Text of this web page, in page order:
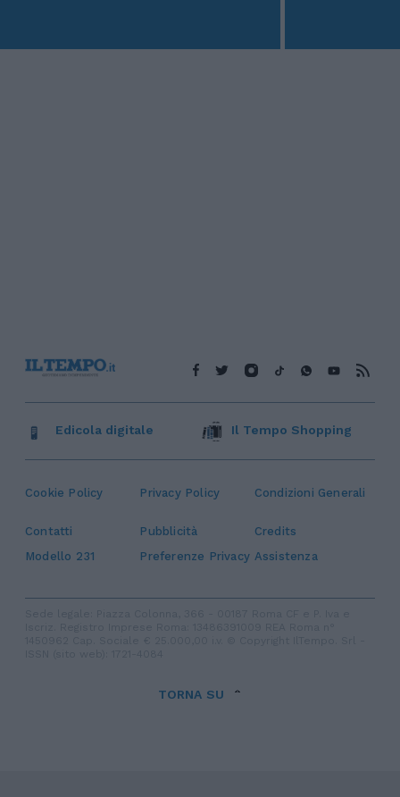
Cookie Policy Privacy Policy Condizioni Generali
Contatti Pubblicità
Credits
Modello 231
Preferenze Privacy Assistenza
Edicola digitale Il Tempo Shopping
TORNA SU